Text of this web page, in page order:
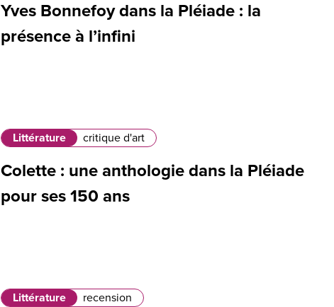
Yves Bonnefoy dans la Pléiade : la
présence à l’infini
Littérature critique d'art
Colette : une anthologie dans la Pléiade
pour ses 150 ans
Littérature recension